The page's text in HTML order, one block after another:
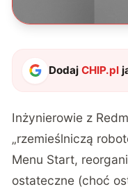
DodajCHIP.pl
Inżynierowie z
„rzemieślniczą
Menu Start,
ostateczne (choć